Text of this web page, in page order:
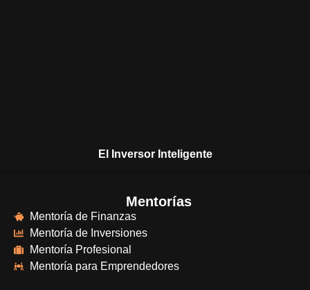
El Inversor Inteligente
Mentorías
Mentoría de Finanzas
Mentoría de Inversiones
Mentoría Profesional
Mentoría para Emprendedores